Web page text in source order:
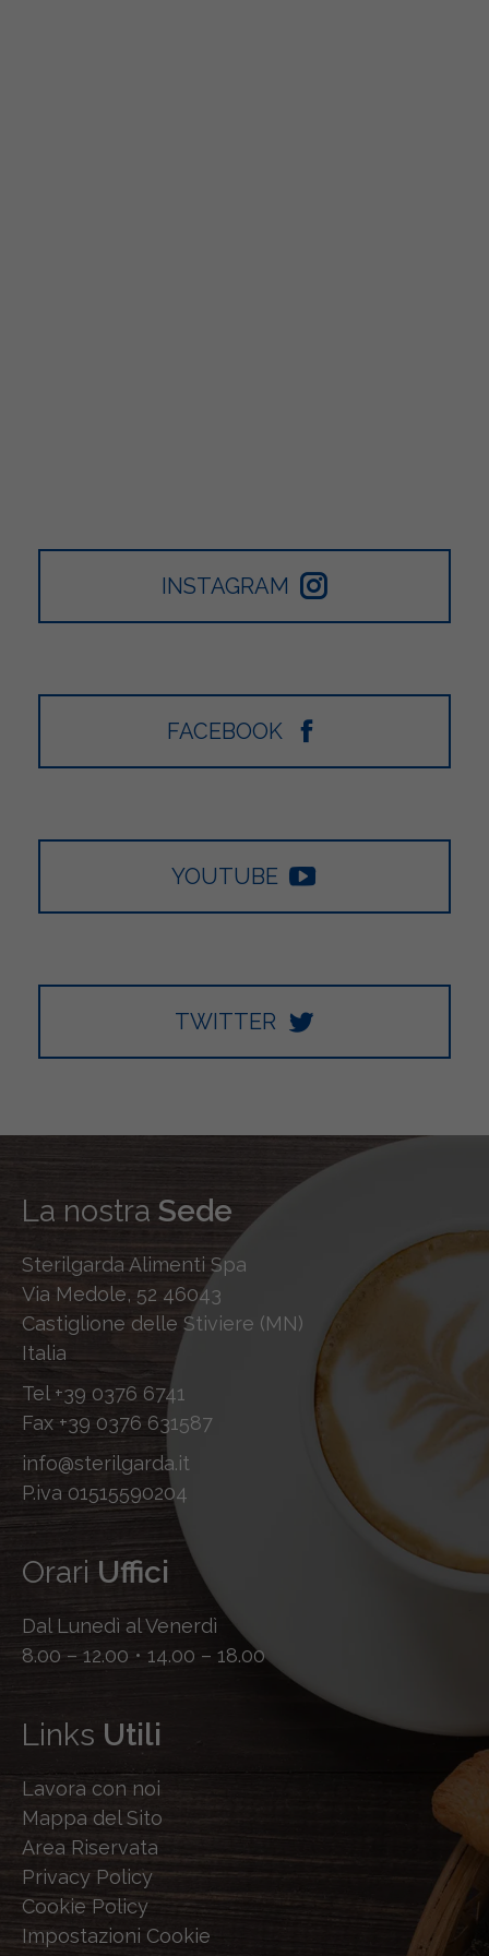
INSTAGRAM
FACEBOOK
YOUTUBE
TWITTER
La nostra Sede
Sterilgarda Alimenti Spa
Via Medole, 52 46043
Castiglione delle Stiviere (MN)
Italia
Tel +39 0376 6741
Fax +39 0376 631587
info@sterilgarda.it
P.iva 01515590204
Orari Uffici
Dal Lunedì al Venerdì
8.00 – 12.00 • 14.00 – 18.00
Links Utili
Lavora con noi
Mappa del Sito
Area Riservata
Privacy Policy
Cookie Policy
Impostazioni Cookie